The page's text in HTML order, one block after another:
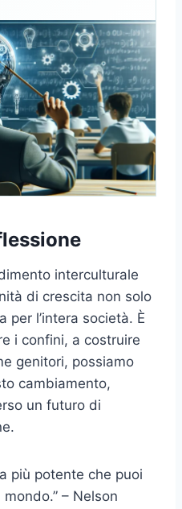
interculturale
di crescita non solo
per l’intera società. È
i confini, a costruire
genitori, possiamo
cambiamento,
un futuro di
più potente che puoi
– Nelson